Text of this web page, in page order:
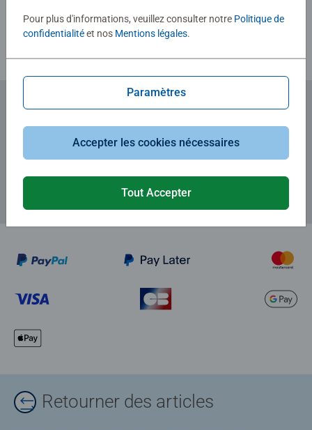
Consignes d'évaluation
Abonnez-vous à notre newsletter
et recevez un bon d'achat de 5€.
Retourner des articles
Pour plus d'informations, veuillez consulter notre Politique de
confidentialitéet nos Mentions légales.
Paramètres
Accepter les cookies nécessaires
Tout Accepter